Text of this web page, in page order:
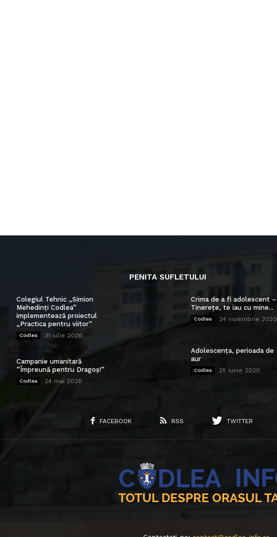
Colegiul Tehnic „Simion
Mehedinți Codlea”
implementează proiectul
„Practica pentru viitor”
Codlea 31 iulie 2026
Campanie umanitară
”Împreună pentru Dragoș!”
Codlea 24 mai 2026
PENITA SUFLETULUI
Crima de a fi adolescent –
Tinerețe, te iau cu mine...
Codlea 24 noiembrie 2020
Adolescența, perioada de
aur
Codlea 25 iunie 2020
FACEBOOK RSS TWITTER